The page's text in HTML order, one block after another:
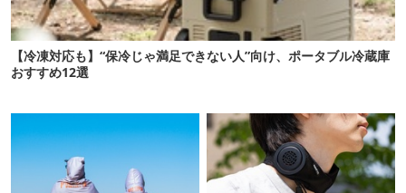
【冷凍対応も】“保冷じゃ満足できない人”向け、ポータブル冷蔵庫
おすすめ12選